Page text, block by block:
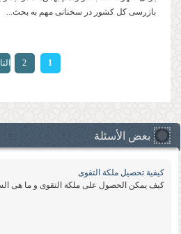
بازرسی کل کشور در سخنانی مهم به بحث...
1
2
بعض الأسئلة
كیفیة تحصیل ملكة التقوى
كیف یمكن الحصول على ملكة التقوى و ما هی